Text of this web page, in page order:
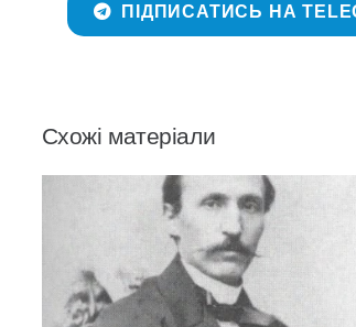
ПІДПИСАТИСЬ НА
Схожі матеріали